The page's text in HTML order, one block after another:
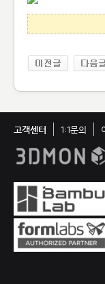
고객센터 1:1문의